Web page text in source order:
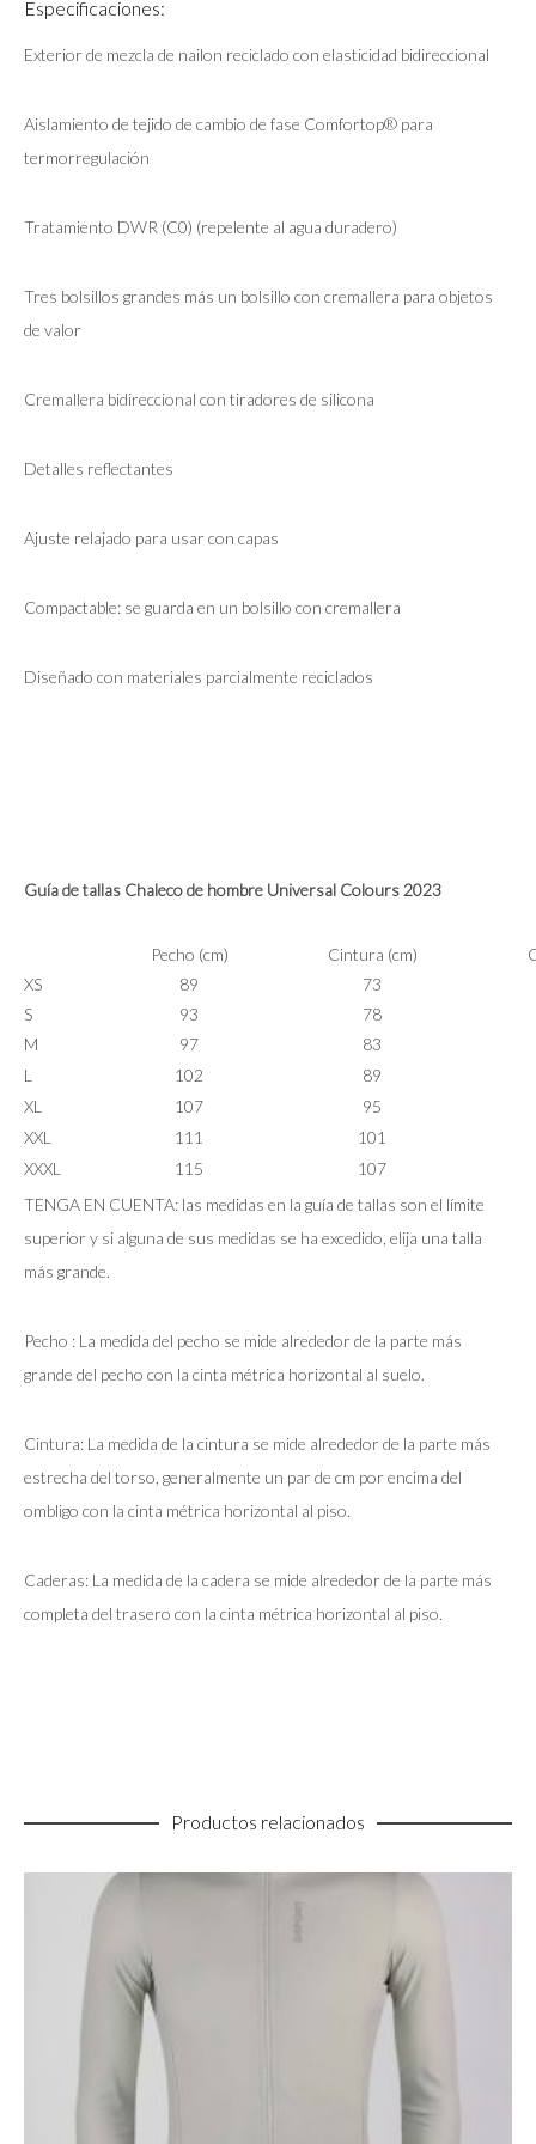
Especificaciones:
Exterior de mezcla de nailon reciclado con elasticidad bidireccional
Aislamiento de tejido de cambio de fase Comfortop® para
termorregulación
Tratamiento DWR (C0) (repelente al agua duradero)
Tres bolsillos grandes más un bolsillo con cremallera para objetos
de valor
Cremallera bidireccional con tiradores de silicona
Detalles reflectantes
Ajuste relajado para usar con capas
Compactable: se guarda en un bolsillo con cremallera
Diseñado con materiales parcialmente reciclados
Guíade tallas Chaleco de hombre Universal Colours 2023
Pecho (cm) Cintura (cm)
XS
89
73
S
93
78
M
97
83
L
102
89
XL
107
95
XXL
111
101
XXXL
115
107
TENGA EN CUENTA: las medidas en la guía de tallas son el límite
superior y si alguna de sus medidas se ha excedido, elija una talla
más grande.
Pecho : La medida del pecho se mide alrededor de la parte más
grande del pecho con la cinta métrica horizontal al suelo.
Cintura: La medida de la cintura se mide alrededor de la parte más
estrecha del torso, generalmente un par de cm por encima del
ombligo con la cinta métrica horizontal al piso.
Caderas: La medida de la cadera se mide alrededor de la parte más
completa del trasero con la cinta métrica horizontal al piso.
Productos relacionados